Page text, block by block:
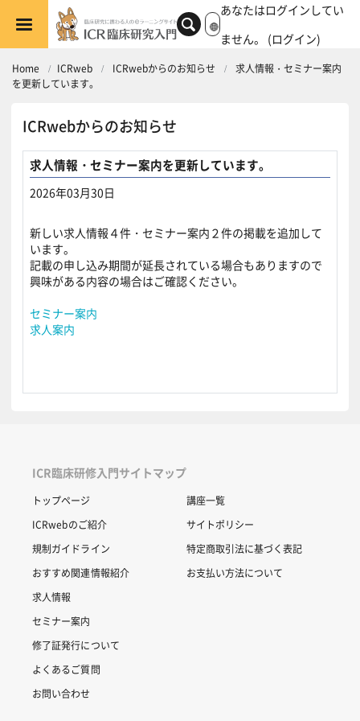
メインコンテンツへスキップする
あなたはログインしてい
ません。 (ログイン)
Home ICRweb ICRwebからのお知らせ
求人情報・セミナー案内
を更新しています。
ICRwebからのお知らせ
求人情報・セミナー案内を更新しています。
2026年03月30日
新しい求人情報４件・セミナー案内２件の掲載を追加して
います。
記載の申し込み期間が延長されている場合もありますので
興味がある内容の場合はご確認ください。
セミナー案内
求人案内
ICR臨床研修入門サイトマップ
トップページ
ICRwebのご紹介
規制ガイドライン
おすすめ関連情報紹介
求人情報
セミナー案内
修了証発行について
よくあるご質問
お問い合わせ
講座一覧
サイトポリシー
特定商取引法に基づく表記
お支払い方法について